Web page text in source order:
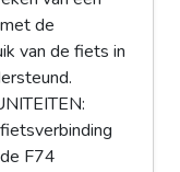
de
van de fiets in
F74